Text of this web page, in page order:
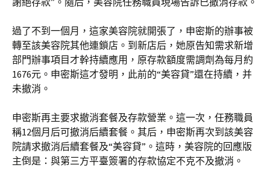
過了不到一個月，這家美容院就開張了，申密斯的辦事被
轉至該美容院其他連鎖店。到新店后，她原告知需求新增
部門辦事項目才幹持續應用，原存款額度需調劑為每月約
1676元。申密斯這才發明，此前的“美容貸”還在持續，并
未撤消。
申密斯再主要求撤消套餐及存款營業。這一次，任務職員
稱12個月后可撤消后續套餐。其后，申密斯再次到該美容
院請求撤消后續套餐及“美容貸”。這時，美容院的回應版
主倒是：與第三方平臺簽署的存款協定不克不及撤消。